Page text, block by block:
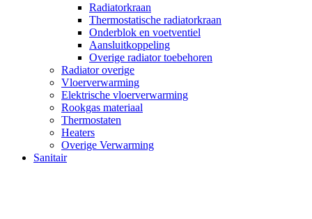
Radiatorkraan
Thermostatische radiatorkraan
Onderblok en voetventiel
Aansluitkoppeling
Overige radiator toebehoren
Radiator overige
Vloerverwarming
Elektrische vloerverwarming
Rookgas materiaal
Thermostaten
Heaters
Overige Verwarming
Sanitair